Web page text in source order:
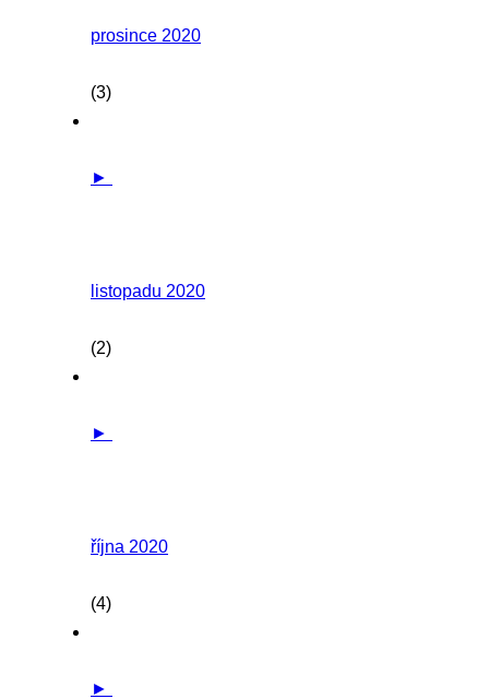
prosince 2020
(3)
►
listopadu 2020
(2)
►
října 2020
(4)
►